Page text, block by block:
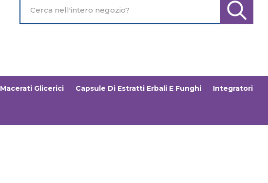
Prodotto
Cerca
Macerati Glicerici Capsule Di Estratti Erbali E Funghi Integratori